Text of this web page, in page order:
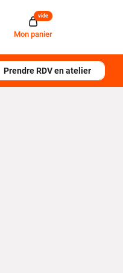
Mon panier
vide
Prendre RDV en atelier